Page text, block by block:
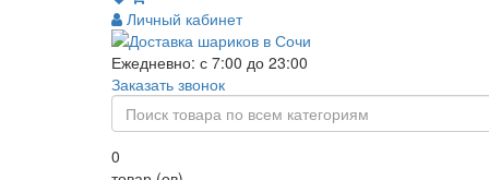
Личный кабинет
Ежедневно: с 7:00 до 23:00
Заказать звонок
0